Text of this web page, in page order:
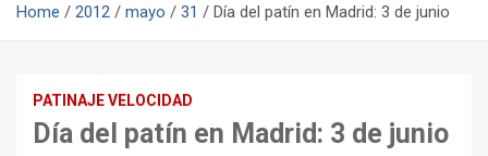
Home 2012 mayo 31 Día del patín en Madrid: 3 de junio
PATINAJE VELOCIDAD
Día del patín en Madrid: 3 de junio